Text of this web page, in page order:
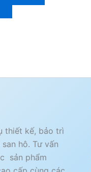
thiết kế, bảo trì
hô. Tư vấn
sản phẩm